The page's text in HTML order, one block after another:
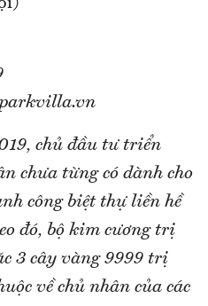
chủ đầu tư triển
chưa từng có dành cho
công biệt thự liền hề
đó, bộ kim cương trị
3 cây vàng 9999 trị
về chủ nhân của các